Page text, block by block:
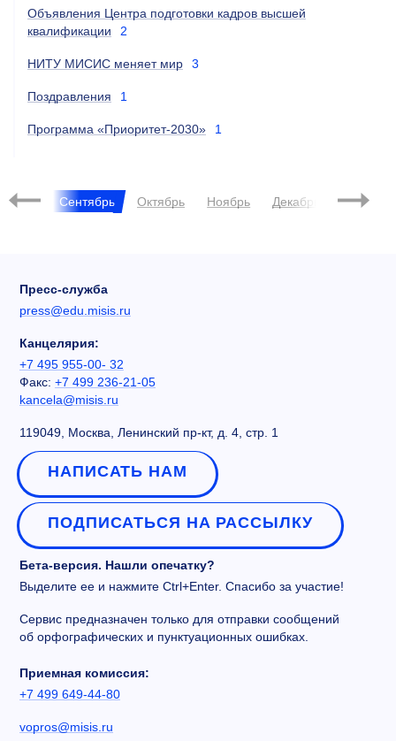
Объявления Центра подготовки кадров высшей
квалификации
2
НИТУ МИСИС меняет мир 3
Поздравления 1
Программа «Приоритет-2030» 1
Август Сентябрь Октябрь Ноябрь Декабрь
Пресс-служба
press@edu.misis.ru
Канцелярия:
+7 495 955-00- 32
Факс: +7 499 236-21-05
kancela@misis.ru
119049, Москва, Ленинский пр-кт, д. 4, стр. 1
НАПИСАТЬ НАМ
ПОДПИСАТЬСЯ НА РАССЫЛКУ
Бета-версия. Нашли опечатку?
Выделите ее и нажмите Ctrl+Enter. Спасибо за участие!
Сервис предназначен только для отправки сообщений
об орфографических и пунктуационных ошибках.
Приемная комиссия:
+7 499 649-44-80
vopros@misis.ru